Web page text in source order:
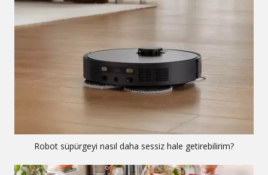
Robot süpürgeyi nasıl daha sessiz hale getirebilirim?